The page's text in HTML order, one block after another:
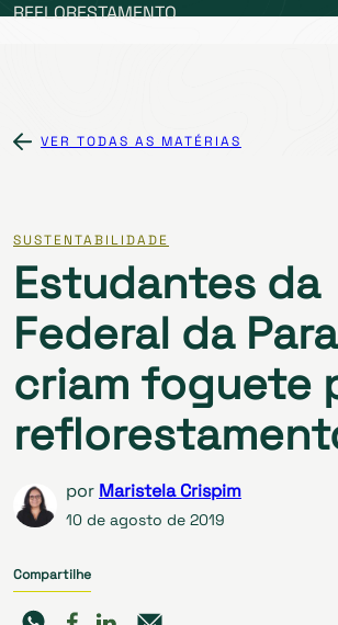
REFLORESTAMENTO
VER TODAS AS MATÉRIAS
SUSTENTABILIDADE
Estudantes da
Federal da
criam foguete
por Maristela Crispim
10 de agosto de 2019
Compartilhe